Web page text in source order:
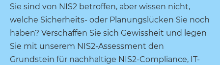
Sie sind von NIS2 betroffen, aber wissen nicht,
welche Sicherheits- oder Planungslücken Sie noch
haben? Verschaffen Sie sich Gewissheit und legen
Sie mit unserem NIS2-Assessment den
Grundstein für nachhaltige NIS2-Compliance, IT-